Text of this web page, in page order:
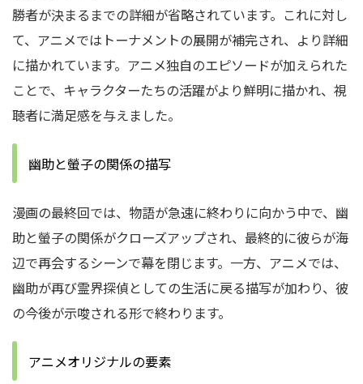
勝者が決まるまでの詳細が省略されています。これに対し
て、アニメではトーナメントの展開が補完され、より詳細
に描かれています。アニメ独自のエピソードが加えられた
ことで、キャラクターたちの活躍がより鮮明に描かれ、視
聴者に満足感を与えました。
幽助と螢子の関係の描写
漫画の最終回では、物語が急速に終わりに向かう中で、幽
助と螢子の関係がクローズアップされ、最終的に彼らが海
辺で再会するシーンで幕を閉じます。一方、アニメでは、
幽助が再び霊界探偵としての生活に戻る描写が加わり、彼
の今後が示唆される形で終わります。
アニメオリジナルの要素